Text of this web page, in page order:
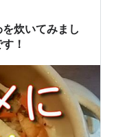
ラザニア ドライ
炊いてみまし
！